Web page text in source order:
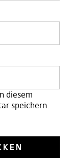
diesem
speichern.